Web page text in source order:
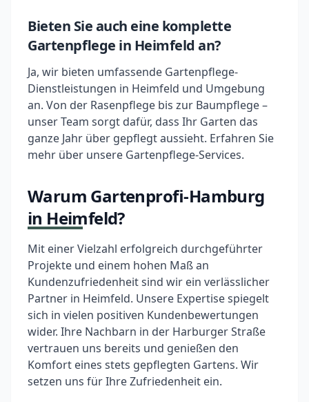
Bieten Sie auch eine komplette
Gartenpflege in Heimfeld an?
Ja, wir bieten umfassende Gartenpflege-
Dienstleistungen in Heimfeld und Umgebung
an. Von der Rasenpflege bis zur Baumpflege –
unser Team sorgt dafür, dass Ihr Garten das
ganze Jahr über gepflegt aussieht. Erfahren Sie
mehr über unsere Gartenpflege-Services.
Warum Gartenprofi-Hamburg
in Heimfeld?
Mit einer Vielzahl erfolgreich durchgeführter
Projekte und einem hohen Maß an
Kundenzufriedenheit sind wir ein verlässlicher
Partner in Heimfeld. Unsere Expertise spiegelt
sich in vielen positiven Kundenbewertungen
wider. Ihre Nachbarn in der Harburger Straße
vertrauen uns bereits und genießen den
Komfort eines stets gepflegten Gartens. Wir
setzen uns für Ihre Zufriedenheit ein.